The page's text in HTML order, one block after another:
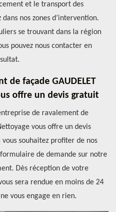
et le transport des
nos zones d’intervention.
se trouvant dans la région
pouvez nous contacter en
de façade GAUDELET
offre un devis gratuit
de ravalement de
vous offre un devis
souhaitez profiter de nos
de demande sur notre
Dès réception de votre
sera rendue en moins de 24
vous engage en rien.